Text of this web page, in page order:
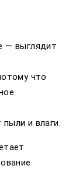
— выглядит
что
и влаги.